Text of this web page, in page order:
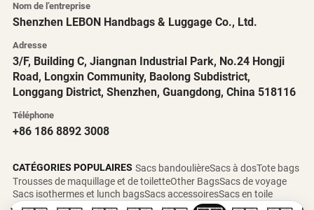
Nom de l’entreprise
Shenzhen LEBON Handbags & Luggage Co., Ltd.
Adresse
3/F, Building C, Jiangnan Industrial Park, No.24 Hongji
Road, Longxin Community, Baolong Subdistrict,
Longgang District, Shenzhen, Guangdong, China 518116
Téléphone
+86 186 8892 3008
CATÉGORIES POPULAIRES Sacs bandoulièreSacs à dosTote bags
Trousses de maquillage et de toiletteOther BagsSacs de voyage
Sacs isothermes et lunch bagsSacs accessoiresSacs en toile